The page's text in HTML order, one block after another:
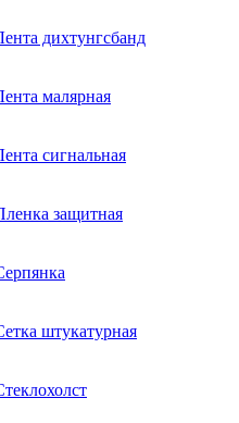
дихтунгсбанд
малярная
сигнальная
защитная
штукатурная